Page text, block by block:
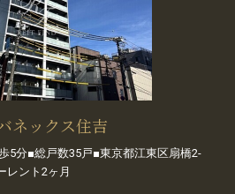
ネックス住吉
5分■総戸数35戸■東京都江東区扇橋2-
レント2ヶ月